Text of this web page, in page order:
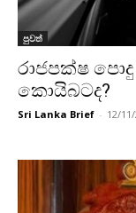
පුවත්
රාජපක්ෂ
කොයිබටද?
Sri Lanka Brief - 12/